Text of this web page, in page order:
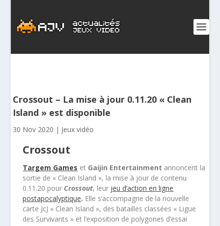
Crossout – La mise à jour 0.11.20 « Clean
Island » est disponible
30 Nov 2020 | Jeux vidéo
Crossout
Targem Games et Gaijin Entertainment annoncent la
sortie de « Clean Island », la mise à jour de contenu
0.11.20 pour Crossout, leur jeu d’action en ligne
postapocalyptique. Elle s’accompagne de la nouvelle
carte JcJ « Clean Island », des batailles classées « Ligue
des Survivants » et l’exposition de polygones d’essai